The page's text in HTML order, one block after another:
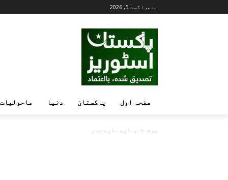
بدھ, اگست 5, 2026
صفحہ اول پاکستان دنیا ماحولیات
ہوم ہمارے بارے میں